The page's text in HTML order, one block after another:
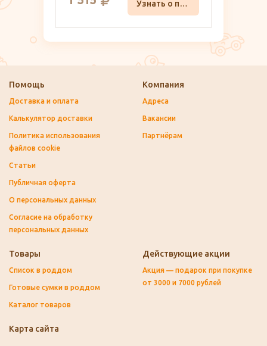
Узнать о поступлении
Помощь
Доставка и оплата
Калькулятор доставки
Политика использования
файлов cookie
Статьи
Публичная оферта
О персональных данных
Согласие на обработку
персональных данных
Компания
Адреса
Вакансии
Партнёрам
Товары
Список в роддом
Готовые сумки в роддом
Каталог товаров
Действующие акции
Акция — подарок при покупке
от 3000 и 7000 рублей
Карта сайта